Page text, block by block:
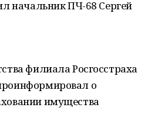
начальник ПЧ-68 Сергей
филиала Росгосстраха
о
имущества